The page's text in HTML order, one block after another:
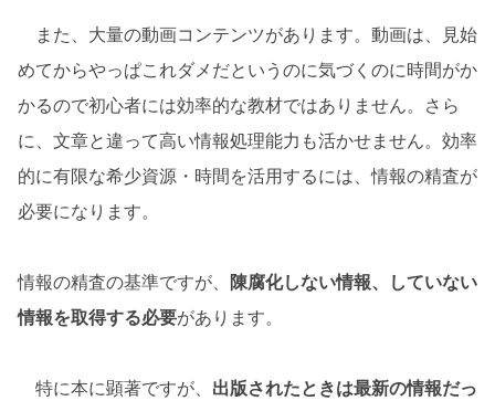
また、大量の動画コンテンツがあります。動画は、見始
めてからやっぱこれダメだというのに気づくのに時間がか
かるので初心者には効率的な教材ではありません。さら
に、文章と違って高い情報処理能力も活かせません。効率
的に有限な希少資源・時間を活用するには、情報の精査が
必要になります。
情報の精査の基準ですが、 陳腐化しない情報、していない
情報を取得する必要があります。
特に本に顕著ですが、 出版されたときは最新の情報だっ